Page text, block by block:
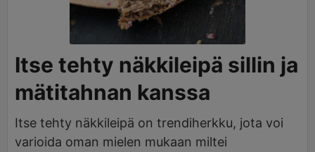
Itse tehty näkkileipä sillin ja
mätitahnan kanssa
Itse tehty näkkileipä on trendiherkku, jota voi
varioida oman mielen mukaan miltei